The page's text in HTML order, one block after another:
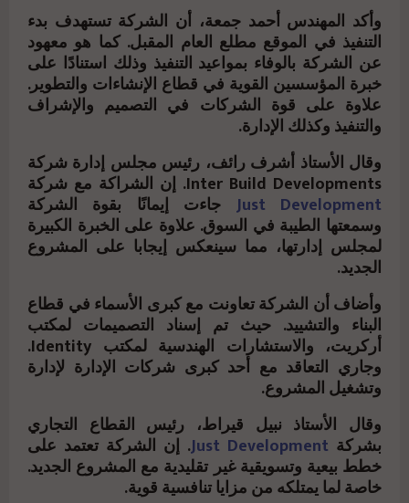
وأكد المهندس أحمد جمعة، أن الشركة تستهدف بدء
التنفيذ في الموقع مطلع العام المقبل. كما هو معهود
عن الشركة بالوفاء بمواعيد التنفيذ وذلك استنادًا على
خبرة المؤسسين القوية في قطاع الإنشاءات والتطوير.
علاوة على قوة الشركات في التصميم والإشراف
والتنفيذ وكذلك الإدارة.
وقال الأستاذ أشرف رائف، رئيس مجلس إدارة شركة
Inter Build Developments. إن الشراكة مع شركة
Just Development جاءت إيمانًا بقوة الشركة
وسمعتها الطيبة في السوق. علاوة على الخبرة الكبيرة
لمجلس إدارتها، مما سينعكس إيجابا على المشروع
الجديد.
وأضاف أن الشركة تعاونت مع كبرى الأسماء في قطاع
البناء والتشييد. حيث تم إسناد التصميمات لمكتب
أركريت، والاستشارات الهندسية لمكتب Identity.
وجاري التعاقد مع أحد كبرى شركات الإدارة لإدارة
وتشغيل المشروع.
وقال الأستاذ نبيل قيراط، رئيس القطاع التجاري
بشركة Just Development. إن الشركة تعتمد على
خطط بيعية وتسويقية غير تقليدية مع المشروع الجديد.
خاصة لما يمتلكه من مزايا تنافسية قوية.